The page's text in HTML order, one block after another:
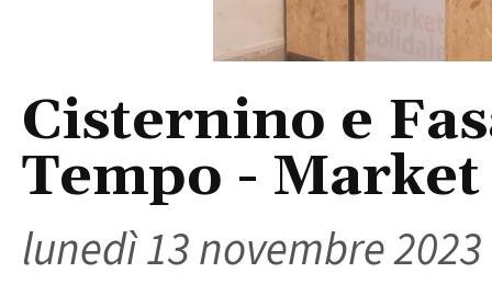
Cisternino e
Tempo -
lunedì 13 novembre 2023